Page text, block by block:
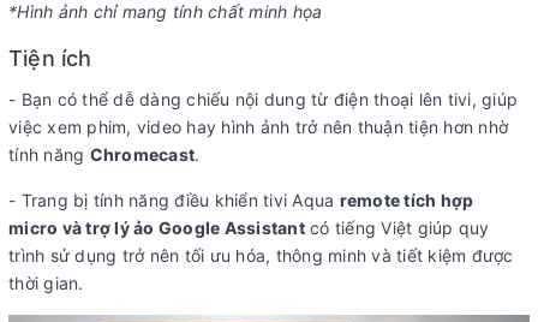
*Hình ảnh chỉ mang tính chất minh họa
Tiện ích
- Bạn có thể dễ dàng chiếu nội dung từ điện thoại lên tivi, giúp
việc xem phim, video hay hình ảnh trở nên thuận tiện hơn nhờ
tính năng Chromecast.
- Trang bị tính năng điều khiển tivi Aqua remote tích hợp
micro và trợ lý ảo Google Assistantcó tiếng Việt giúp quy
trình sử dụng trở nên tối ưu hóa, thông minh và tiết kiệm được
thời gian.